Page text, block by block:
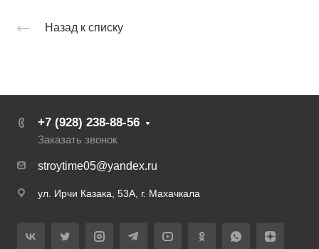
Назад к списку
+7 (928) 238-88-56
Заказать звонок
stroytime05@yandex.ru
ул. Ирчи Казака, 53А, г. Махачкала